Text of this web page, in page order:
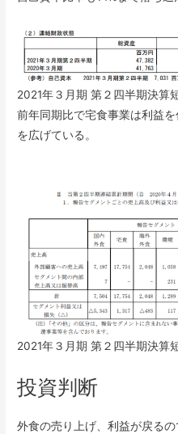
2021年３月期 第２四半期決算
前年同期比で宅食事業は利益
を広げている。
2021年３月期 第２四半期決算
投資判断
外食の売り上げ、利益が戻るの